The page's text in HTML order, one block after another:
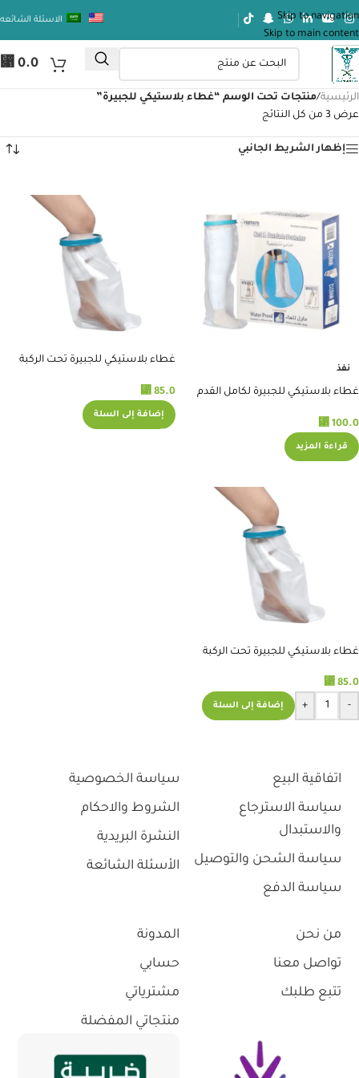
Skip to navigation
Skip to main content
الاسئلة الشائعه
⃁ 0.0
الرئيسية/منتجات تحت الوسم “غطاء بلاستيكي للجبيرة”
عرض ⁦3⁩ من كل النتائج
إظهار الشريط الجانبي
نفذ
غطاء بلاستيكي للجبيرة لكامل القدم
⃁ 100.0
قراءة المزيد
غطاء بلاستيكي للجبيرة تحت الركبة
⃁ 85.0
إضافة إلى السلة
غطاء بلاستيكي للجبيرة تحت الركبة
⃁ 85.0
-
+ إضافة إلى السلة
اتفاقية البيع
سياسة الاسترجاع
والاستبدال
سياسة الشحن والتوصيل
سياسة الدفع
سياسة الخصوصية
الشروط والاحكام
النشرة البريدية
الأسئلة الشائعة
من نحن
تواصل معنا
تتبع طلبك
المدونة
حسابي
مشترياتي
منتجاتي المفضلة